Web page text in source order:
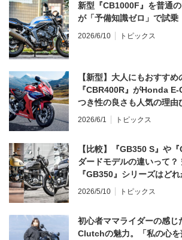
新型『CB1000F』を普通
が「予備知識ゼロ」で試乗
2026/6/10 トピックス
【新型】大人にもおすす
『CBR400R』がHonda
つき性の良さも人気の理由
2026/6/1 トピックス
【比較】『GB350 S』や
ダードモデルの違いって？
『GB350』シリーズはどれ
2026/5/10 トピックス
初心者ママライダーの感
Clutchの魅力。「私の心を